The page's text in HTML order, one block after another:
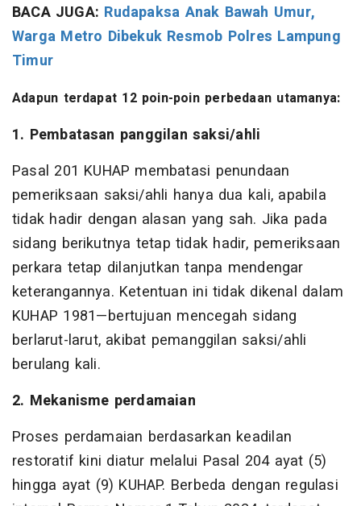
BACA JUGA: Rudapaksa Anak Bawah Umur,
Warga Metro Dibekuk Resmob Polres Lampung
Timur
Adapun terdapat 12 poin-poin perbedaan utamanya:
1. Pembatasan panggilan saksi/ahli
Pasal 201 KUHAP membatasi penundaan
pemeriksaan saksi/ahli hanya dua kali, apabila
tidak hadir dengan alasan yang sah. Jika pada
sidang berikutnya tetap tidak hadir, pemeriksaan
perkara tetap dilanjutkan tanpa mendengar
keterangannya. Ketentuan ini tidak dikenal dalam
KUHAP 1981—bertujuan mencegah sidang
berlarut-larut, akibat pemanggilan saksi/ahli
berulang kali.
2. Mekanisme perdamaian
Proses perdamaian berdasarkan keadilan
restoratif kini diatur melalui Pasal 204 ayat (5)
hingga ayat (9) KUHAP. Berbeda dengan regulasi